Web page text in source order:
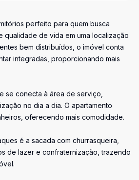
perfeito para quem busca
qualidade de vida em uma localização
bem distribuídos, o imóvel conta
integradas, proporcionando mais
se conecta à área de serviço,
no dia a dia. O apartamento
oferecendo mais comodidade.
é a sacada com churrasqueira,
de lazer e confraternização, trazendo